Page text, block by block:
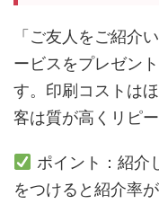
「ご友人をご紹介
ービスをプレゼン
す。印刷コストは
客は質が高くリピ
ポイント：紹介
をつけると紹介率